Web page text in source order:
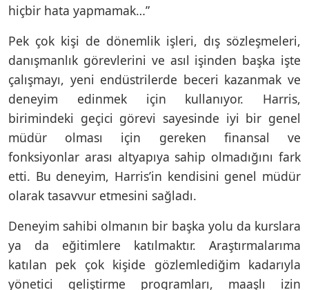
hiçbir hata yapmamak…”
Pek çok kişi de dönemlik işleri, dış sözleşmeleri,
danışmanlık görevlerini ve asıl işinden başka işte
çalışmayı, yeni endüstrilerde beceri kazanmak ve
deneyim edinmek için kullanıyor. Harris,
birimindeki geçici görevi sayesinde iyi bir genel
müdür olması için gereken finansal ve
fonksiyonlar arası altyapıya sahip olmadığını fark
etti. Bu deneyim, Harris’in kendisini genel müdür
olarak tasavvur etmesini sağladı.
Deneyim sahibi olmanın bir başka yolu da kurslara
ya da eğitimlere katılmaktır. Araştırmalarıma
katılan pek çok kişide gözlemlediğim kadarıyla
yönetici geliştirme programları, maaşlı izin